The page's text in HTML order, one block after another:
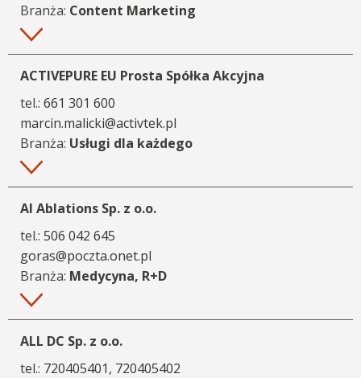
Branża: Content Marketing
Więcej
ACTIVEPURE EU Prosta Spółka Akcyjna
tel.: 661 301 600
marcin.malicki@activtek.pl
Branża: Usługi dla każdego
Więcej
AI Ablations Sp. z o.o.
tel.: 506 042 645
goras@poczta.onet.pl
Branża: Medycyna, R+D
Więcej
ALL DC Sp. z o.o.
tel.: 720405401, 720405402